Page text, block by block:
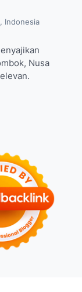
Indonesia
Nusa